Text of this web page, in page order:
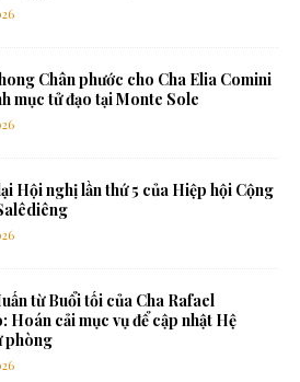
Chân phước cho Cha Elia Comini
mục tử đạo tại Monte Sole
Hội nghị lần thứ 5 của Hiệp hội Cộng
từ Buổi tối của Cha Rafael
Hoán cải mục vụ để cập nhật Hệ
phòng